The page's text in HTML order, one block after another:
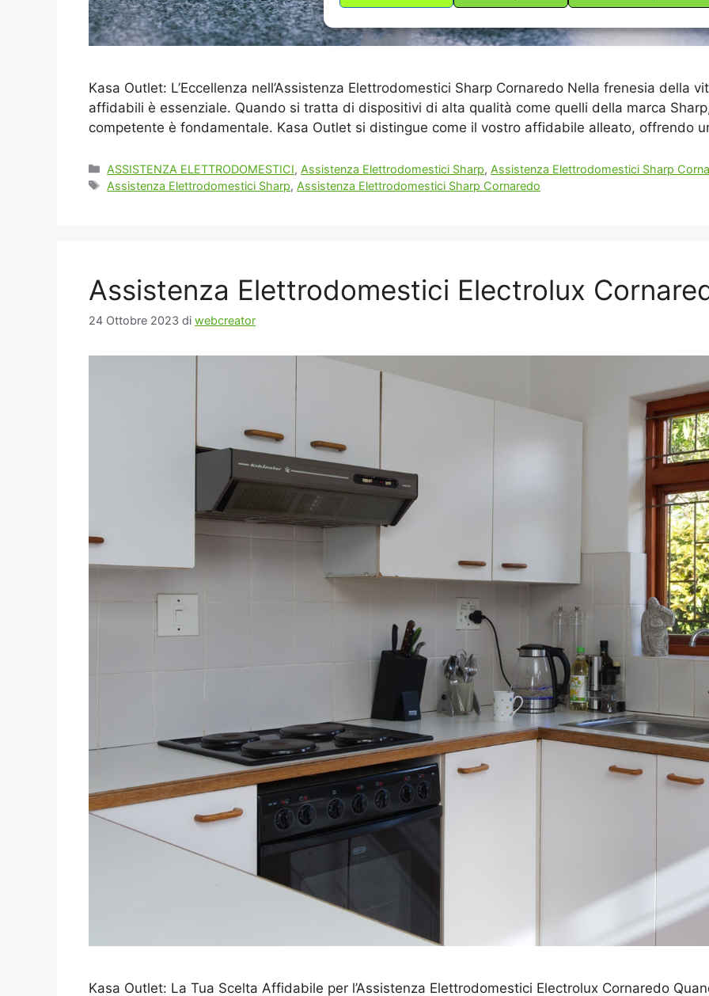
Kasa Outlet: L’Eccellenza nell’Assistenza Elettrodomestici Sharp Cornaredo Nella frenesia della
affidabili è essenziale. Quando si tratta di dispositivi di alta qualità come quelli della marca
competente è fondamentale. Kasa Outlet si distingue come il vostro affidabile alleato, offrendo
Categorie
ASSISTENZA ELETTRODOMESTICI, Assistenza Elettrodomestici Sharp, Assistenza Elettrodomestici Sharp
Tag
Assistenza Elettrodomestici Sharp, Assistenza Elettrodomestici Sharp Cornaredo
Assistenza Elettrodomestici Electrolux
24 Ottobre 2023 di webcreator
Kasa Outlet: La Tua Scelta Affidabile per l’Assistenza Elettrodomestici Electrolux Cornaredo